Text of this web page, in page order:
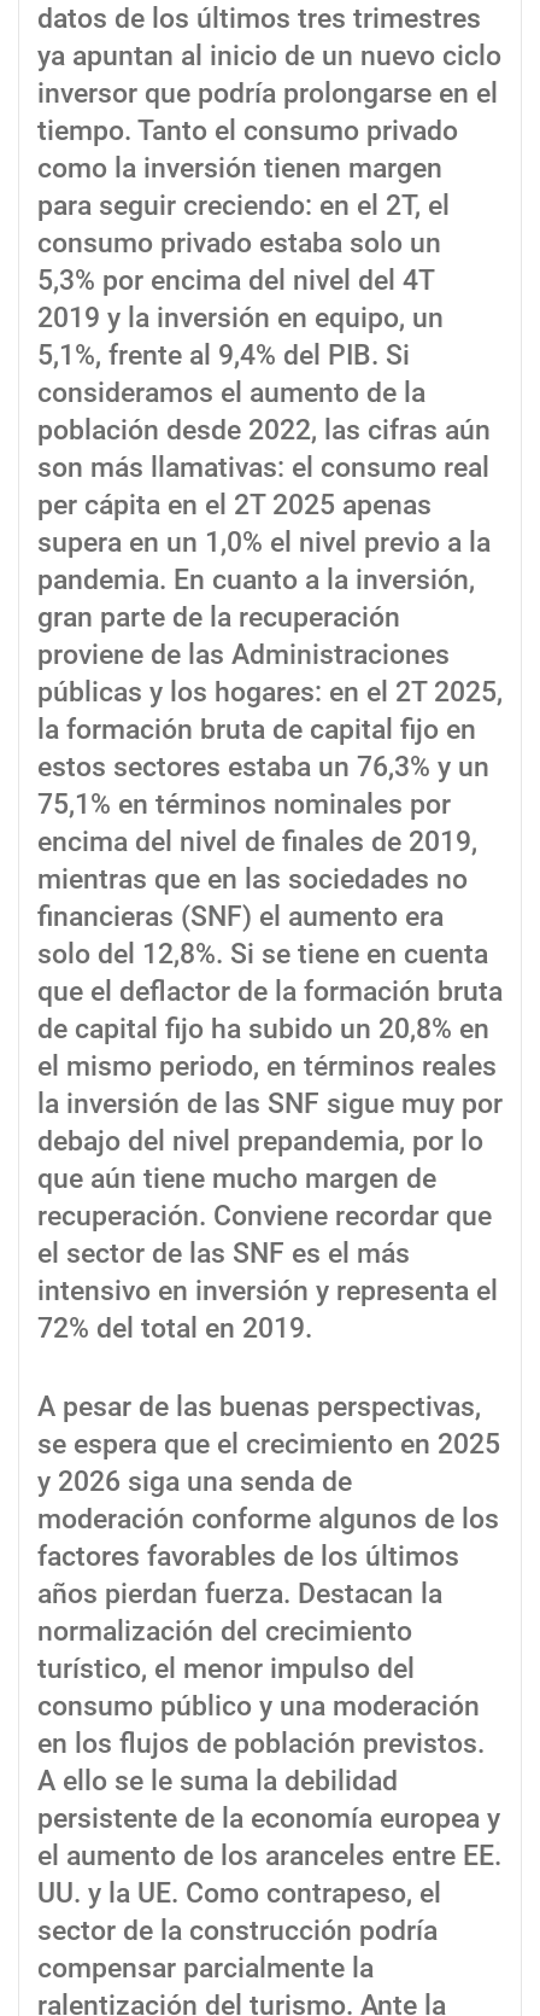
datos de los últimos tres trimestres
ya apuntan al inicio de un nuevo ciclo
inversor que podría prolongarse en el
tiempo. Tanto el consumo privado
como la inversión tienen margen
para seguir creciendo: en el 2T, el
consumo privado estaba solo un
5,3% por encima del nivel del 4T
2019 y la inversión en equipo, un
5,1%, frente al 9,4% del PIB. Si
consideramos el aumento de la
población desde 2022, las cifras aún
son más llamativas: el consumo real
per cápita en el 2T 2025 apenas
supera en un 1,0% el nivel previo a la
pandemia. En cuanto a la inversión,
gran parte de la recuperación
proviene de las Administraciones
públicas y los hogares: en el 2T 2025,
la formación bruta de capital fijo en
estos sectores estaba un 76,3% y un
75,1% en términos nominales por
encima del nivel de finales de 2019,
mientras que en las sociedades no
financieras (SNF) el aumento era
solo del 12,8%. Si se tiene en cuenta
que el deflactor de la formación bruta
de capital fijo ha subido un 20,8% en
el mismo periodo, en términos reales
la inversión de las SNF sigue muy por
debajo del nivel prepandemia, por lo
que aún tiene mucho margen de
recuperación. Conviene recordar que
el sector de las SNF es el más
intensivo en inversión y representa el
72% del total en 2019.
A pesar de las buenas perspectivas,
se espera que el crecimiento en 2025
y 2026 siga una senda de
moderación conforme algunos de los
factores favorables de los últimos
años pierdan fuerza. Destacan la
normalización del crecimiento
turístico, el menor impulso del
consumo público y una moderación
en los flujos de población previstos.
A ello se le suma la debilidad
persistente de la economía europea y
el aumento de los aranceles entre EE.
UU. y la UE. Como contrapeso, el
sector de la construcción podría
compensar parcialmente la
ralentización del turismo. Ante la